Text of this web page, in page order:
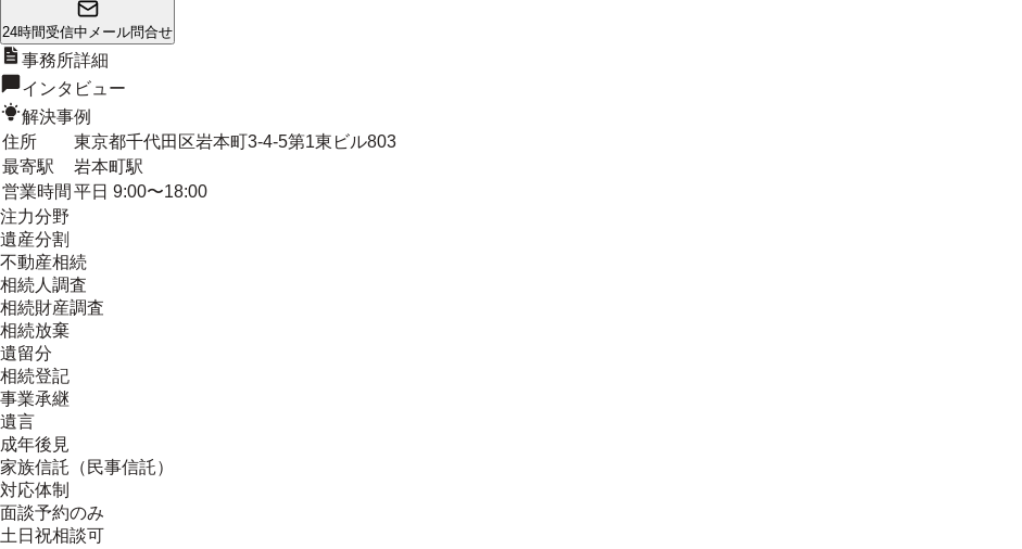
24時間受信中 メール問合せ
事務所詳細
インタビュー
解決事例
住所
東京都千代田区岩本町3-4-5第1東ビル803
最寄駅
岩本町駅
営業時間 平日 9:00〜18:00
注力分野
遺産分割
不動産相続
相続人調査
相続財産調査
相続放棄
遺留分
相続登記
事業承継
遺言
成年後見
家族信託（民事信託）
対応体制
面談予約のみ
土日祝相談可